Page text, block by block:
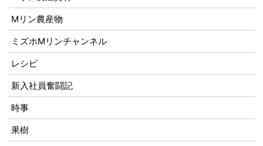
Mリン農産物
ミズホMリンチャンネル
レシピ
新入社員奮闘記
時事
果樹